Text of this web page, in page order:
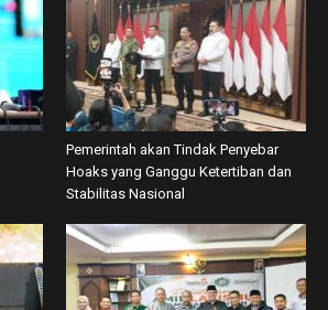
Pemerintah akan Tindak Penyebar
Hoaks yang Ganggu Ketertiban dan
Stabilitas Nasional